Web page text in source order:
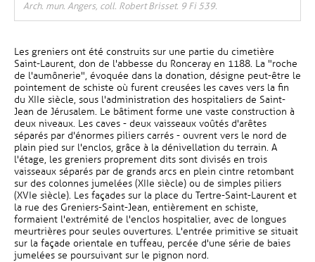
Arch. mun. Angers, coll. Robert Brisset. 9 Fi 539.
Les greniers ont été construits sur une partie du cimetière
Saint-Laurent, don de l'abbesse du Ronceray en 1188. La "roche
de l'aumônerie", évoquée dans la donation, désigne peut-être le
pointement de schiste où furent creusées les caves vers la fin
du XIIe siècle, sous l'administration des hospitaliers de Saint-
Jean de Jérusalem. Le bâtiment forme une vaste construction à
deux niveaux. Les caves - deux vaisseaux voûtés d'arêtes
séparés par d'énormes piliers carrés - ouvrent vers le nord de
plain pied sur l'enclos, grâce à la dénivellation du terrain. A
l'étage, les greniers proprement dits sont divisés en trois
vaisseaux séparés par de grands arcs en plein cintre retombant
sur des colonnes jumelées (XIIe siècle) ou de simples piliers
(XVIe siècle). Les façades sur la place du Tertre-Saint-Laurent et
la rue des Greniers-Saint-Jean, entièrement en schiste,
formaient l'extrémité de l'enclos hospitalier, avec de longues
meurtrières pour seules ouvertures. L'entrée primitive se situait
sur la façade orientale en tuffeau, percée d'une série de baies
jumelées se poursuivant sur le pignon nord.